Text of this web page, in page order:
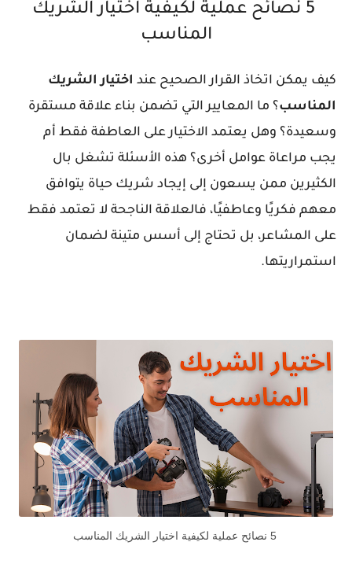
5 نصائح عملية لكيفية اختيار الشريك
المناسب
كيف يمكن اتخاذ القرار الصحيح عند اختيار الشريك
المناسب؟ ما المعايير التي تضمن بناء علاقة مستقرة
وسعيدة؟ وهل يعتمد الاختيار على العاطفة فقط أم
يجب مراعاة عوامل أخرى؟ هذه الأسئلة تشغل بال
الكثيرين ممن يسعون إلى إيجاد شريك حياة يتوافق
معهم فكريًا وعاطفيًا، فالعلاقة الناجحة لا تعتمد فقط
على المشاعر، بل تحتاج إلى أسس متينة لضمان
استمراريتها.